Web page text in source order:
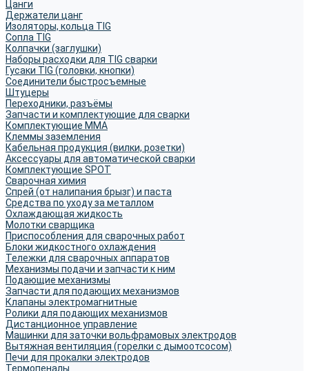
Цанги
Держатели цанг
Изоляторы, кольца TIG
Сопла TIG
Колпачки (заглушки)
Наборы расходки для TIG сварки
Гусаки TIG (головки, кнопки)
Соединители быстросъемные
Штуцеры
Переходники, разъёмы
Запчасти и комплектующие для сварки
Комплектующие ММА
Клеммы заземления
Кабельная продукция (вилки, розетки)
Аксессуары для автоматической сварки
Комплектующие SPOT
Сварочная химия
Спрей (от налипания брызг) и паста
Средства по уходу за металлом
Охлаждающая жидкость
Молотки сварщика
Приспособления для сварочных работ
Блоки жидкостного охлаждения
Тележки для сварочных аппаратов
Механизмы подачи и запчасти к ним
Подающие механизмы
Запчасти для подающих механизмов
Клапаны электромагнитные
Ролики для подающих механизмов
Дистанционное управление
Машинки для заточки вольфрамовых электродов
Вытяжная вентиляция (горелки с дымоотсосом)
Печи для прокалки электродов
Термопеналы